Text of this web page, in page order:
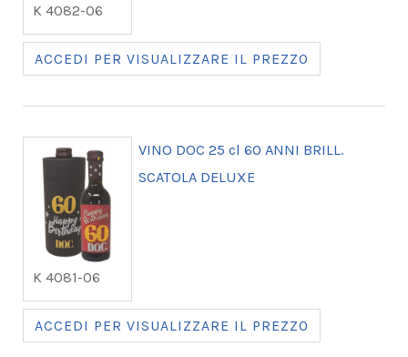
K 4082-06
ACCEDI PER VISUALIZZARE IL PREZZO
K 4081-06
VINO DOC 25 cl 60 ANNI BRILL.
SCATOLA DELUXE
ACCEDI PER VISUALIZZARE IL PREZZO